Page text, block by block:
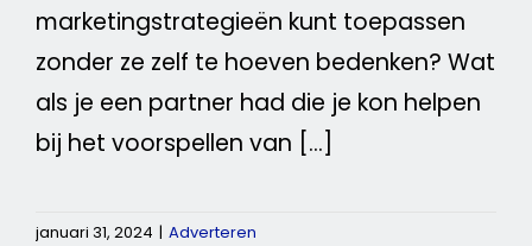
marketingstrategieën kunt toepassen
zonder ze zelf te hoeven bedenken? Wat
als je een partner had die je kon helpen
bij het voorspellen van [...]
januari 31, 2024 | Adverteren